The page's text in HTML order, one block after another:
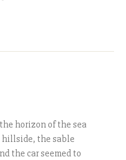
horizon of the sea
hillside, the sable
the car seemed to